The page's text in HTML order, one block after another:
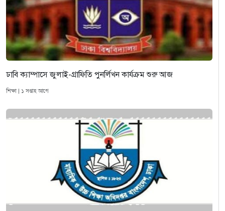
ঢাবি ক্যাম্পাসে জুলাই-গ্রাফিতি পুনর্লিখন কার্যক্রম শুরু আজ
শিক্ষা | ১ সপ্তাহ আগে